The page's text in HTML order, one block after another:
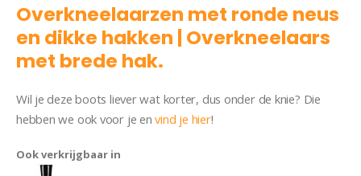
Overkneelaarzen met ronde neus
en dikke hakken | Overkneelaars
met brede hak.
Wil je deze boots liever wat korter, dus onder de knie? Die
hebben we ook voor je envind je hier!
Ook verkrijgbaar in